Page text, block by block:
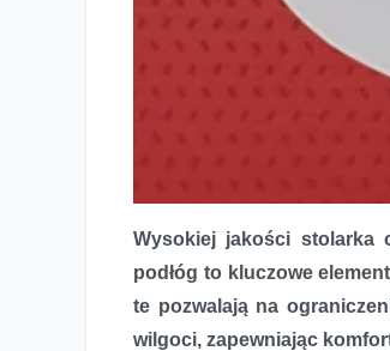
Wysokiej jakości stolarka
podłóg to kluczowe
te pozwalają na
wilgoci, zapewniając